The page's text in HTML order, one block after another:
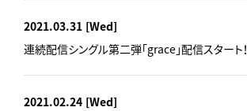
2021.03.31 [Wed]
連続配信シングル第二弾「grace」配信スタート！
2021.02.24 [Wed]